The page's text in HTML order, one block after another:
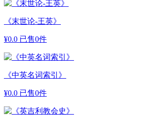
《末世论-王英》
¥0.0 已售0件
《中英名词索引》
¥0.0 已售0件